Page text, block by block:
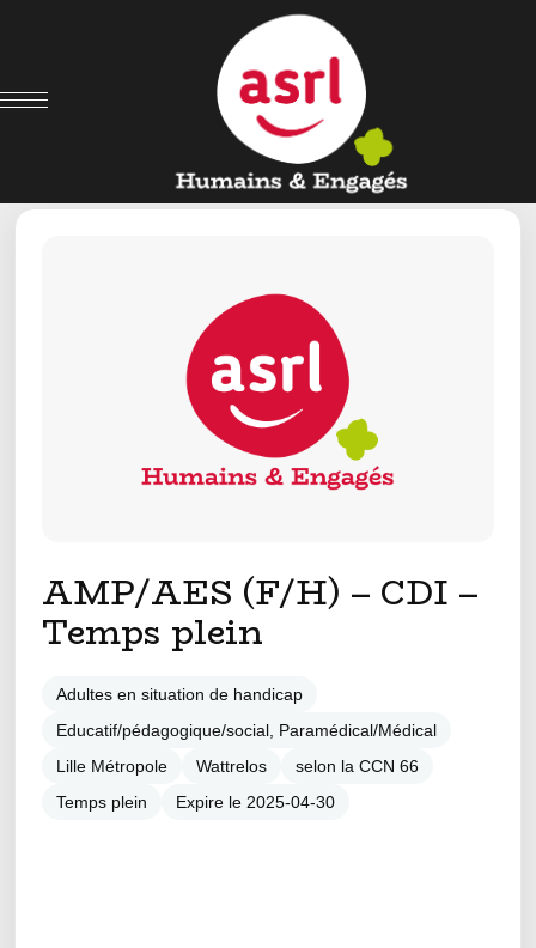
AMP/AES (F/H) – CDI –
Temps plein
Adultes en situation de handicap
Educatif/pédagogique/social, Paramédical/Médical
Lille Métropole
Wattrelos
selon la CCN 66
Temps plein
Expire le 2025-04-30